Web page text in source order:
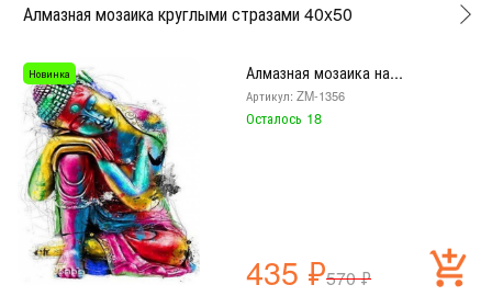
Алмазная мозаика круглыми стразами 40x50
Новинка Алмазная мозаика на...
Артикул: ZM-1356
Осталось 18
435 ₽570₽